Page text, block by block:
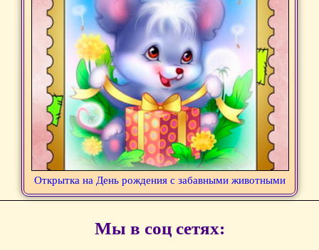
Открытка на День рождения с забавными животными
Мы в соц сетях: